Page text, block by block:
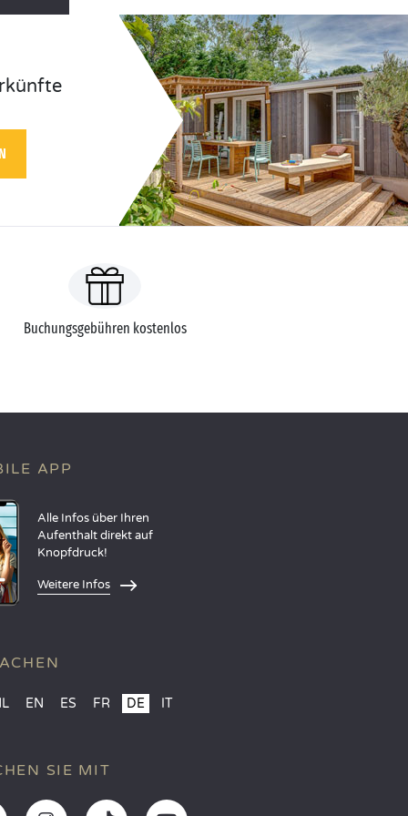
Buchungsgebühren kostenlos
APP
Alle Infos über Ihren
Aufenthalt direkt auf
Knopfdruck!
Weitere Infos
EN ES FR DE IT
SIE MIT